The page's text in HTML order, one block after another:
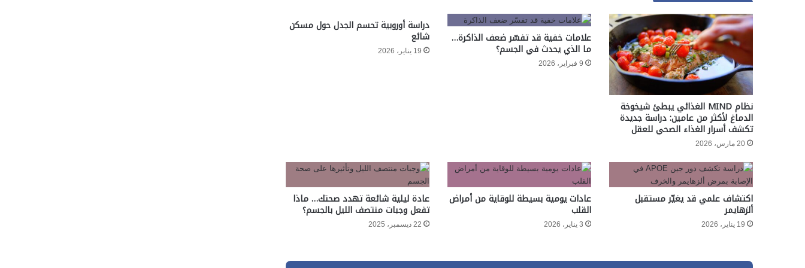
نظام MIND الغذائي يبطئ شيخوخة
الدماغ لأكثر من عامين: دراسة جديدة
تكشف أسرار الغذاء الصحي للعقل
20 مارس، 2026
علامات خفية قد تفسّر ضعف الذاكرة…
ما الذي يحدث في الجسم؟
9 فبراير، 2026
دراسة أوروبية تحسم الجدل حول مسكن
شائع
19 يناير، 2026
اكتشاف علمي قد يغيّر مستقبل
ألزهايمر
19 يناير، 2026
عادات يومية بسيطة للوقاية من أمراض
القلب
3 يناير، 2026
عادة ليلية شائعة تهدد صحتك… ماذا
تفعل وجبات منتصف الليل بالجسم؟
22 ديسمبر، 2025